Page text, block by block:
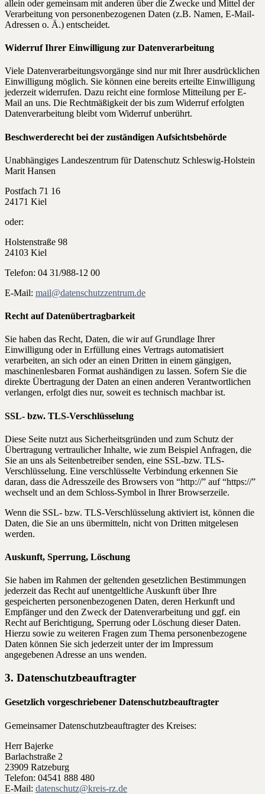
allein oder gemeinsam mit anderen über die Zwecke und Mittel der
Verarbeitung von personenbezogenen Daten (z.B. Namen, E-Mail-
Adressen o. Ä.) entscheidet.
Widerruf Ihrer Einwilligung zur Datenverarbeitung
Viele Datenverarbeitungsvorgänge sind nur mit Ihrer ausdrücklichen
Einwilligung möglich. Sie können eine bereits erteilte Einwilligung
jederzeit widerrufen. Dazu reicht eine formlose Mitteilung per E-
Mail an uns. Die Rechtmäßigkeit der bis zum Widerruf erfolgten
Datenverarbeitung bleibt vom Widerruf unberührt.
Beschwerderecht bei der zuständigen Aufsichtsbehörde
Unabhängiges Landeszentrum für Datenschutz Schleswig-Holstein
Marit Hansen
Postfach 71 16
24171 Kiel
oder:
Holstenstraße 98
24103 Kiel
Telefon: 04 31/988-12 00
E-Mail: mail@datenschutzzentrum.de
Recht auf Datenübertragbarkeit
Sie haben das Recht, Daten, die wir auf Grundlage Ihrer
Einwilligung oder in Erfüllung eines Vertrags automatisiert
verarbeiten, an sich oder an einen Dritten in einem gängigen,
maschinenlesbaren Format aushändigen zu lassen. Sofern Sie die
direkte Übertragung der Daten an einen anderen Verantwortlichen
verlangen, erfolgt dies nur, soweit es technisch machbar ist.
SSL- bzw. TLS-Verschlüsselung
Diese Seite nutzt aus Sicherheitsgründen und zum Schutz der
Übertragung vertraulicher Inhalte, wie zum Beispiel Anfragen, die
Sie an uns als Seitenbetreiber senden, eine SSL-bzw. TLS-
Verschlüsselung. Eine verschlüsselte Verbindung erkennen Sie
daran, dass die Adresszeile des Browsers von “http://” auf “https://”
wechselt und an dem Schloss-Symbol in Ihrer Browserzeile.
Wenn die SSL- bzw. TLS-Verschlüsselung aktiviert ist, können die
Daten, die Sie an uns übermitteln, nicht von Dritten mitgelesen
werden.
Auskunft, Sperrung, Löschung
Sie haben im Rahmen der geltenden gesetzlichen Bestimmungen
jederzeit das Recht auf unentgeltliche Auskunft über Ihre
gespeicherten personenbezogenen Daten, deren Herkunft und
Empfänger und den Zweck der Datenverarbeitung und ggf. ein
Recht auf Berichtigung, Sperrung oder Löschung dieser Daten.
Hierzu sowie zu weiteren Fragen zum Thema personenbezogene
Daten können Sie sich jederzeit unter der im Impressum
angegebenen Adresse an uns wenden.
3. Datenschutzbeauftragter
Gesetzlich vorgeschriebener Datenschutzbeauftragter
Gemeinsamer Datenschutzbeauftragter des Kreises:
Herr Bajerke
Barlachstraße 2
23909 Ratzeburg
Telefon: 04541 888 480
E-Mail: datenschutz@kreis-rz.de